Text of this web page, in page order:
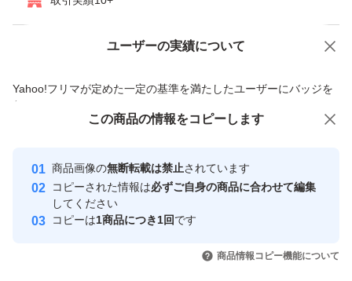
ユーザーの実績について
Yahoo!フリマが定めた一定の基準を満たしたユーザーにバッジを
付与しています
安心取引出品者
心・安全なユーザーです
取引実績
引を完了させた実績があります
価格の相談 商品への質問
この商品の情報をコピーします
商品画像の無断転載は禁止されています
コピーされた情報は必ずご自身の商品に合わせて編集
してください
コピーは1商品につき1回です
商品情報コピー機能について
この商品をみている人にオススメ